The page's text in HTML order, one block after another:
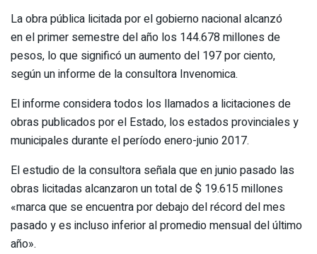
La obra pública licitada por el gobierno nacional alcanzó
en el primer semestre del año los 144.678 millones de
pesos, lo que significó un aumento del 197 por ciento,
según un informe de la consultora Invenomica.
El informe considera todos los llamados a licitaciones de
obras publicados por el Estado, los estados provinciales y
municipales durante el período enero-junio 2017.
El estudio de la consultora señala que en junio pasado las
obras licitadas alcanzaron un total de $ 19.615 millones
«marca que se encuentra por debajo del récord del mes
pasado y es incluso inferior al promedio mensual del último
año».